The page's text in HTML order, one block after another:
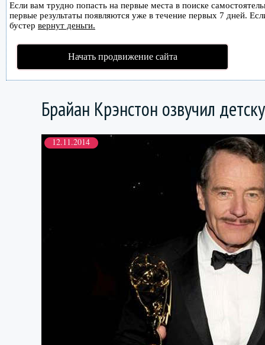
Если вам трудно попасть на первые места в поиске
первые результаты появляются уже в течение первых 7 дней.
бустер вернут деньги.
Начать продвижение сайта
Брайан Крэнстон озвучил
12.11.2014